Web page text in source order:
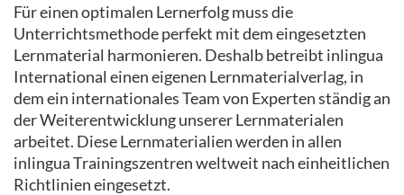
Für einen optimalen Lernerfolg muss die
Unterrichtsmethode perfekt mit dem eingesetzten
Lernmaterial harmonieren. Deshalb betreibt inlingua
International einen eigenen Lernmaterialverlag, in
dem ein internationales Team von Experten ständig an
der Weiterentwicklung unserer Lernmaterialen
arbeitet. Diese Lernmaterialien werden in allen
inlingua Trainingszentren weltweit nach einheitlichen
Richtlinien eingesetzt.